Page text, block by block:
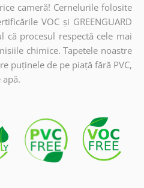
cameră! Cernelurile folosite
VOC și GREENGUARD
că procesul respectă cele mai
chimice. Tapetele noastre
puținele de pe piață fără PVC,
apă.